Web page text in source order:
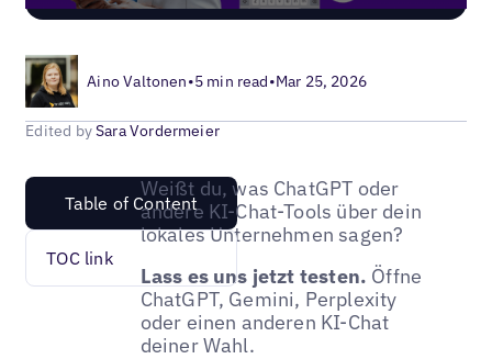
Aino Valtonen•5 min read•Mar 25, 2026
Edited bySara Vordermeier
Table of Content
TOC link
Weißt du, was ChatGPT oder
andere KI-Chat-Tools über dein
lokales Unternehmen sagen?
Lass es uns jetzt testen. Öffne
ChatGPT, Gemini, Perplexity
oder einen anderen KI-Chat
deiner Wahl.